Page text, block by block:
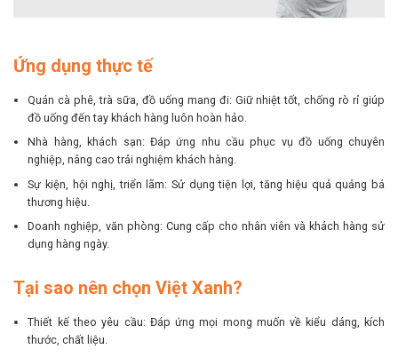
Ứng dụng thực tế
Quán cà phê, trà sữa, đồ uống mang đi: Giữ nhiệt tốt, chống rò rỉ giúp
đồ uống đến tay khách hàng luôn hoàn hảo.
Nhà hàng, khách sạn: Đáp ứng nhu cầu phục vụ đồ uống chuyên
nghiệp, nâng cao trải nghiệm khách hàng.
Sự kiện, hội nghị, triển lãm: Sử dụng tiện lợi, tăng hiệu quả quảng bá
thương hiệu.
Doanh nghiệp, văn phòng: Cung cấp cho nhân viên và khách hàng sử
dụng hàng ngày.
Tại sao nên chọn Việt Xanh?
Thiết kế theo yêu cầu: Đáp ứng mọi mong muốn về kiểu dáng, kích
thước, chất liệu.